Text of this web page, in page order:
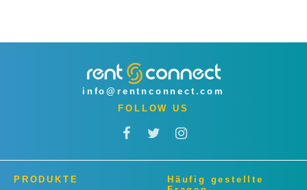
info@rentnconnect.com
FOLLOW US
PRODUKTE
Häufig gestellte